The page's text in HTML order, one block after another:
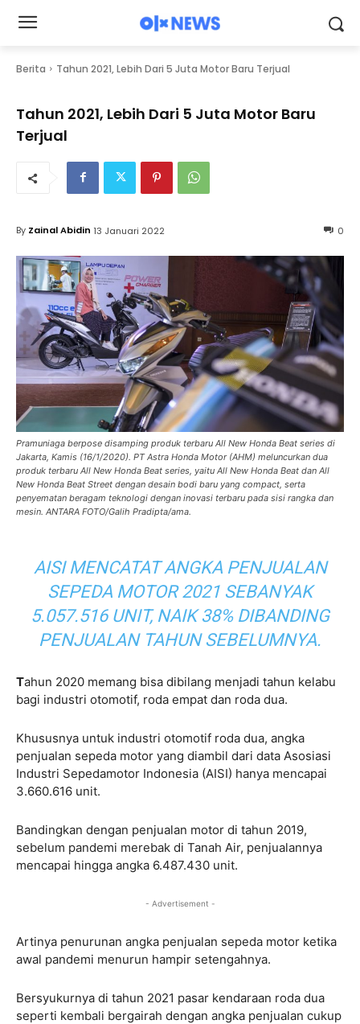
Berita Tahun 2021, Lebih Dari 5 Juta Motor Baru Terjual
Tahun 2021, Lebih Dari 5 Juta Motor Baru
Terjual
0
By Zainal Abidin 13 Januari 2022
Pramuniaga berpose disamping produk terbaru All New Honda Beat series di
Jakarta, Kamis (16/1/2020). PT Astra Honda Motor (AHM) meluncurkan dua
produk terbaru All New Honda Beat series, yaitu All New Honda Beat dan All
New Honda Beat Street dengan desain bodi baru yang compact, serta
penyematan beragam teknologi dengan inovasi terbaru pada sisi rangka dan
mesin. ANTARA FOTO/Galih Pradipta/ama.
AISI MENCATAT ANGKA PENJUALAN
SEPEDA MOTOR 2021 SEBANYAK
5.057.516 UNIT, NAIK 38% DIBANDING
PENJUALAN TAHUN SEBELUMNYA.
Tahun 2020 memang bisa dibilang menjadi tahun kelabu
bagi industri otomotif, roda empat dan roda dua.
Khususnya untuk industri otomotif roda dua, angka
penjualan sepeda motor yang diambil dari data Asosiasi
Industri Sepedamotor Indonesia (AISI) hanya mencapai
3.660.616 unit.
Bandingkan dengan penjualan motor di tahun 2019,
sebelum pandemi merebak di Tanah Air, penjualannya
mencapai hingga angka 6.487.430 unit.
- Advertisement -
Artinya penurunan angka penjualan sepeda motor ketika
awal pandemi menurun hampir setengahnya.
Bersyukurnya di tahun 2021 pasar kendaraan roda dua
seperti kembali bergairah dengan angka penjualan cukup